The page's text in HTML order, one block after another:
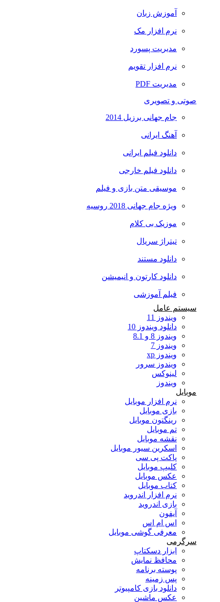
آموزش زبان
نرم افزار مک
مدیریت پسورد
نرم افزار تقویم
مدیریت PDF
صوتی و تصویری
جام جهانی برزیل 2014
آهنگ ایرانی
دانلود فیلم ایرانی
دانلود فیلم خارجی
موسیقی متن بازی و فیلم
ویژه جام جهانی 2018 روسیه
موزیک بی کلام
تیتراژ سریال
دانلود مستند
دانلود کارتون و انیمیشن
فیلم آموزشی
سیستم عامل
ویندوز 11
دانلود ویندوز 10
ویندوز 8 و 8.1
ویندوز 7
ویندوز xp
ویندوز سرور
لینوکس
ویندوز
موبایل
نرم افزار موبایل
بازی موبایل
رینگتون موبایل
تم موبایل
نقشه موبایل
اسکرین سیور موبایل
پاکت پی سی
کلیپ موبایل
عکس موبایل
کتاب موبایل
نرم افزار اندروید
بازی اندروید
آیفون
اس ام اس
معرفی گوشی موبایل
سرگرمی
ابزار دسکتاپ
محافظ نمایش
پوسته برنامه
پس زمینه
دانلود بازی کامپیوتر
عکس ماشین